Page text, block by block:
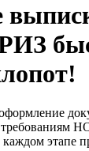
требованиям
этапе